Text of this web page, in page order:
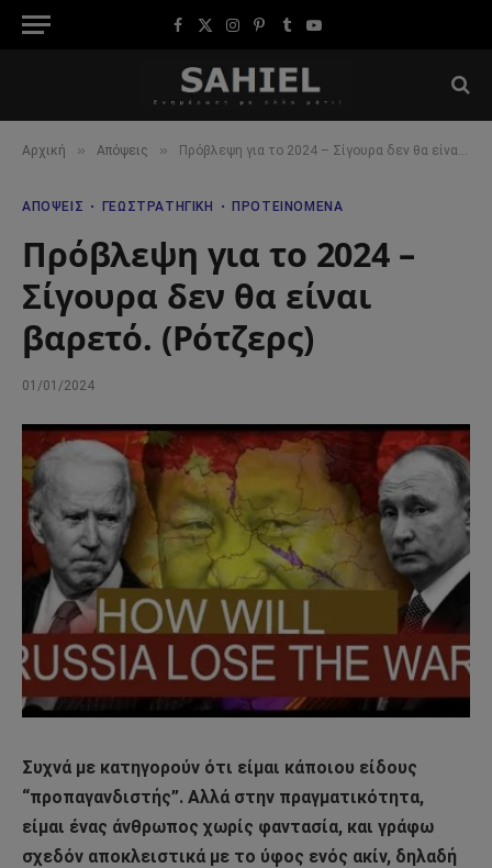
Facebook
X
Instagram
Pinterest
TumblrYouTube
Αρχική » Απόψεις » Πρόβλεψη για το 2024 – Σίγουρα δεν θα είναι βαρετό. (Ρότζερς)
ΑΠΌΨΕΙΣ ΓΕΩΣΤΡΑΤΗΓΙΚΉ ΠΡΟΤΕΙΝΌΜΕΝΑ
Πρόβλεψη για το 2024 –
Σίγουρα δεν θα είναι
βαρετό. (Ρότζερς)
01/01/2024
Συχνά με κατηγορούν ότι είμαι κάποιου είδους
“προπαγανδιστής”. Αλλά στην πραγματικότητα,
είμαι ένας άνθρωπος χωρίς φαντασία, και γράφω
σχεδόν αποκλειστικά με το ύφος ενός ακίν, δηλαδή